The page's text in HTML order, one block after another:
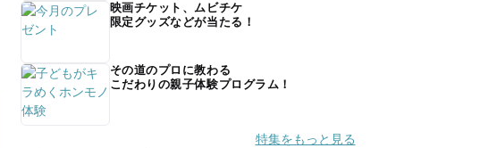
映画チケット、ムビチケ
限定グッズなどが当たる！
その道のプロに教わる
こだわりの親子体験プログラム！
特集をもっと見る